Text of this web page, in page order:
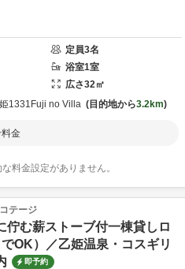
定員3名
浴室1室
広さ32㎡
1331 Fuji no Villa 目的地から3.2km
金
料金設定がありません。
テージ
佇む薪ストーブ付一棟貸しロ
OK）／乙姫温泉・コスギリ
即予約